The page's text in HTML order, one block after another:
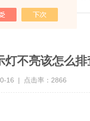
不亮该怎么排
16 | 点击率：2866